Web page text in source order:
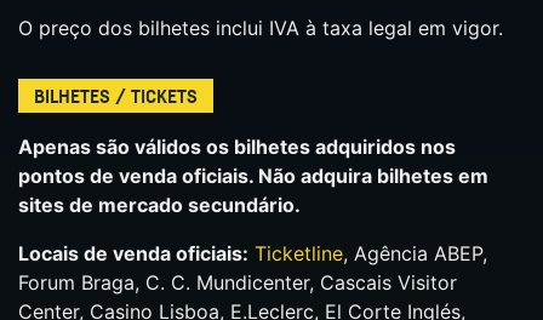
O preço dos bilhetes inclui IVA à taxa legal em vigor.
BILHETES / TICKETS
Apenas são válidos os bilhetes adquiridos nos
pontos de venda oficiais. Não adquira bilhetes em
sites de mercado secundário.
Locais de venda oficiais: Ticketline, Agência ABEP,
Forum Braga, C. C. Mundicenter, Cascais Visitor
Center, Casino Lisboa, E.Leclerc, El Corte Inglés,